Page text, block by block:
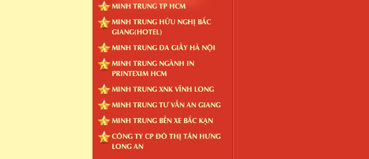
MINH TRUNG TP HCM
MINH TRUNG HỮU NGHỊ BẮC
GIANG(HOTEL)
MINH TRUNG DA GIẦY HÀ NỘI
MINH TRUNG NGÀNH IN
PRINTEXIM HCM
MINH TRUNG XNK VĨNH LONG
MINH TRUNG TƯ VẤN AN GIANG
MINH TRUNG BẾN XE BẮC KẠN
CÔNG TY CP ĐÔ THỊ TÂN HƯNG
LONG AN